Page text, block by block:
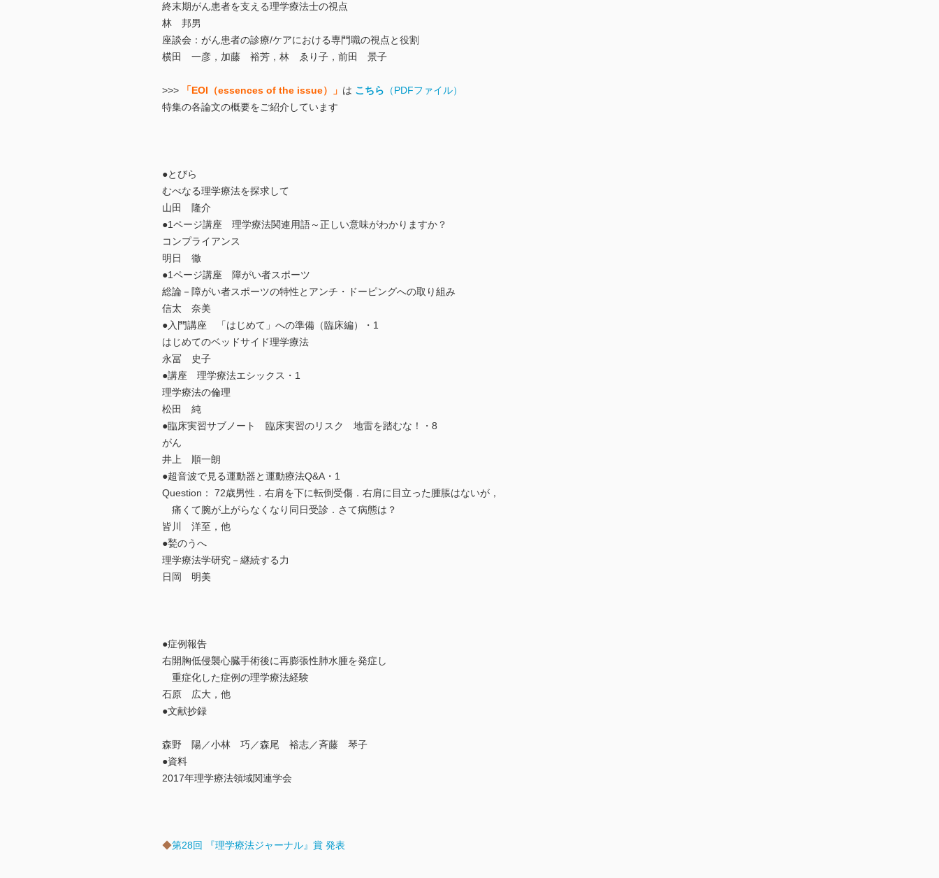
終末期がん患者を支える理学療法士の視点
林 邦男
座談会：がん患者の診療/ケアにおける専門職の視点と役割
横田 一彦，加藤 裕芳，林 ゑり子，前田 景子
>>> 「EOI（essences of the issue）」 は こちら （PDFファイル）
特集の各論文の概要をご紹介しています
●とびら
むべなる理学療法を探求して
山田 隆介
●1ページ講座 理学療法関連用語～正しい意味がわかりますか？
コンプライアンス
明日 徹
●1ページ講座 障がい者スポーツ
総論－障がい者スポーツの特性とアンチ・ドーピングへの取り組み
信太 奈美
●入門講座 「はじめて」への準備（臨床編）・1
はじめてのベッドサイド理学療法
永冨 史子
●講座 理学療法エシックス・1
理学療法の倫理
松田 純
●臨床実習サブノート 臨床実習のリスク 地雷を踏むな！・8
がん
井上 順一朗
●超音波で見る運動器と運動療法Q&A・1
Question： 72歳男性．右肩を下に転倒受傷．右肩に目立った腫脹はないが，
痛くて腕が上がらなくなり同日受診．さて病態は？
皆川 洋至，他
●甃のうへ
理学療法学研究－継続する力
日岡 明美
●症例報告
右開胸低侵襲心臓手術後に再膨張性肺水腫を発症し
重症化した症例の理学療法経験
石原 広大，他
●文献抄録
森野 陽／小林 巧／森尾 裕志／斉藤 琴子
●資料
2017年理学療法領域関連学会
◆第28回 『理学療法ジャーナル』賞 発表